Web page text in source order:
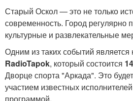
Старый Оскол — это не только
современность. Город регулярно
культурные и развлекательные
Одним из таких событий является
RadioTapok, который состоится
Дворце спорта "Аркада". Это
участием известных